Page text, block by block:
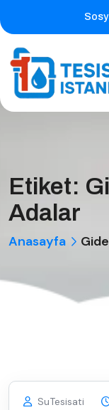
Etiket:
Adalar
Anasayfa
SuTesisati